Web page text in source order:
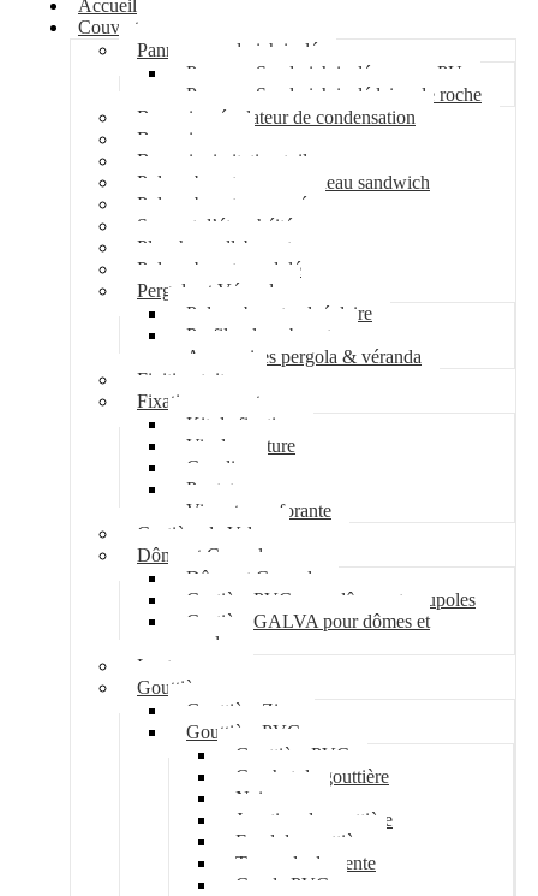
Accueil
Couverture
Panneau sandwich isolé
Panneau Sandwich isolé mousse PU
Panneau Sandwich isolé laine de roche
Bac acier régulateur de condensation
Bac acier sec
Bac acier imitation tuile
Polycarbonate pour panneau sandwich
Polycarbonate nervuré
Support d’étanchéité
Plancher collaborant
Polycarbonate ondulé
Pergola et Véranda
Polycarbonate alvéolaire
Profil polycarbonate
Accessoires pergola & véranda
Finition toiture
Fixation couverture
Kit de fixation
Vis de couture
Cavalier
Pontet
Vis auto-perforante
Costière de Velux
Dôme et Coupole
Dôme et Coupole
Costière PVC pour dômes et coupoles
Costière GALVA pour dômes et
coupoles
Lanterneau
Gouttière
Gouttière Zinc
Gouttière PVC
Gouttière PVC
Crochet de gouttière
Naissance
Jonction de gouttière
Fond de gouttière
Tuyau de descente
Coude PVC